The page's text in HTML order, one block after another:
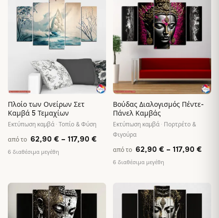
117,90 €
♡
Πλοίο των Ονείρων Σετ
Καμβά 5 Τεμαχίων
Εκτύπωση καμβά · Τοπίο & Φύση
από το 62,90 € – 117,90 € Price
range:
62,90 €
6 διαθέσιμα μεγέθη
♡
Βούδας Διαλογισμός Πέντε-
Πάνελ Καμβάς
Εκτύπωση καμβά · Πορτρέτο &
Φιγούρα
από το 62,90 € – 117,90 €
6 διαθέσιμα μεγέθη